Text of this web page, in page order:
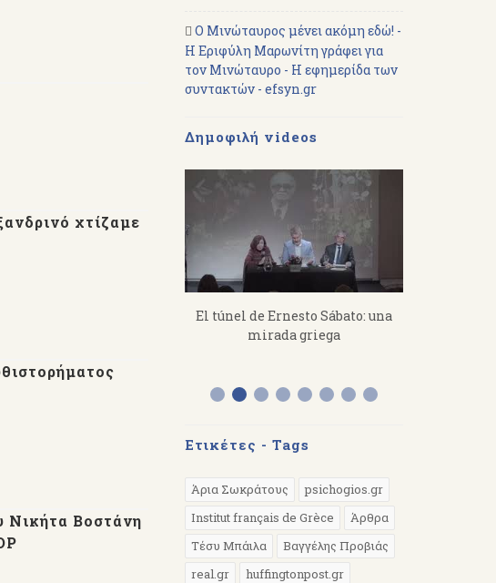
χτίζαμε
Νικήτα Βοστάνη
Ο Μινώταυρος μένει ακόμη εδώ! -
Η Εριφύλη Μαρωνίτη γράφει για
τον Μινώταυρο - Η εφημερίδα των
συντακτών - efsyn.gr
Δημοφιλή videos
El túnel de Ernesto Sábato: una
mirada griega
Ετικέτες - Tags
Άρια Σωκράτους
psichogios.gr
Institut français de Grèce
Άρθρα
Τέσυ Μπάιλα
Βαγγέλης Προβιάς
real.gr
huffingtonpost.gr